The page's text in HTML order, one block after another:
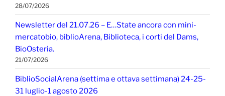
28/07/2026
Newsletter del 21.07.26 – E…State ancora con mini-
mercatobio, biblioArena, Biblioteca, i corti del Dams,
BioOsteria.
21/07/2026
BiblioSocialArena (settima e ottava settimana) 24-25-
31 luglio-1 agosto 2026